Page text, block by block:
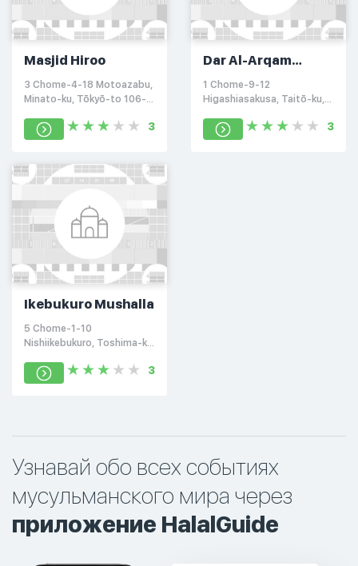
Masjid Hiroo
3 Chome-4-18 Motoazabu,
Minato-ku, Tōkyō-to 106-
3
Dar Al-Arqam
Masjid
Higashiasakusa
1 Chome-9-12
Higashiasakusa, Taitō-ku,
3
Ikebukuro Mushalla
5 Chome-1-10
Nishiikebukuro, Toshima-ku,
Япония
3
Узнавай обо всех событиях
мусульманского мира через
приложение HalalGuide